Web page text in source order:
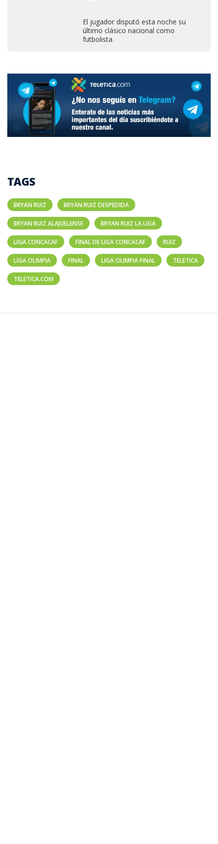
El jugador disputó esta noche su
último clásico nacional como
futbolista.
TAGS
BRYAN RUIZ BRYAN RUIZ DESPEDIDA
BRYAN RUIZ ALAJUELENSE BRYAN RUIZ LA LIGA
LIGA CONCACAF FINAL DE LIGA CONCACAF RUIZ
LIGA OLIMPIA FINAL LIGA OLIMPIA FINAL TELETICA
TELETICA.COM